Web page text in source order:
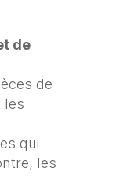
de
de
les
qui
les